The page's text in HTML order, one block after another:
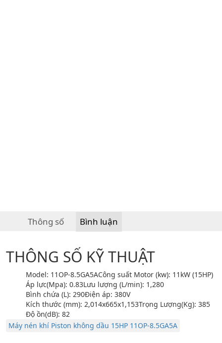
Thông số Bình luận
THÔNG SỐ KỸ THUẬT
Model: 11OP-8.5GA5ACông suất Motor (kw): 11kW (15HP)
Áp lực(Mpa): 0.83Lưu lượng (L/min): 1,280
Bình chứa (L): 290Điện áp: 380V
Kích thước (mm): 2,014x665x1,153Trọng Lượng(Kg): 385
Độ ồn(dB): 82
Máy nén khí Piston không dầu 15HP 11OP-8.5GA5A